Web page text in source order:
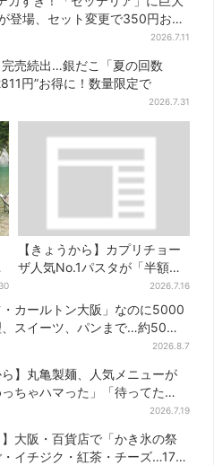
登場、セット変更で350円お得
2026.7.11
完売続出…銀だこ「夏の回数
円”お得に！数量限定で
2026.7.31
【きょうから】カプリチョー
ザ人気No.1パスタが「半額」
に！大創業祭の第2弾まもなく
スタート
2026.7.16
・カールトン大阪」なのに5000
スイーツ、パンまで…約50種
2026.8.7
ら】丸亀製麺、人気メニューが
ちゃハマった」「待ってた
2026.7.19
】大阪・百貨店で「かき氷の祭
イチジク・紅茶・チーズ…17店